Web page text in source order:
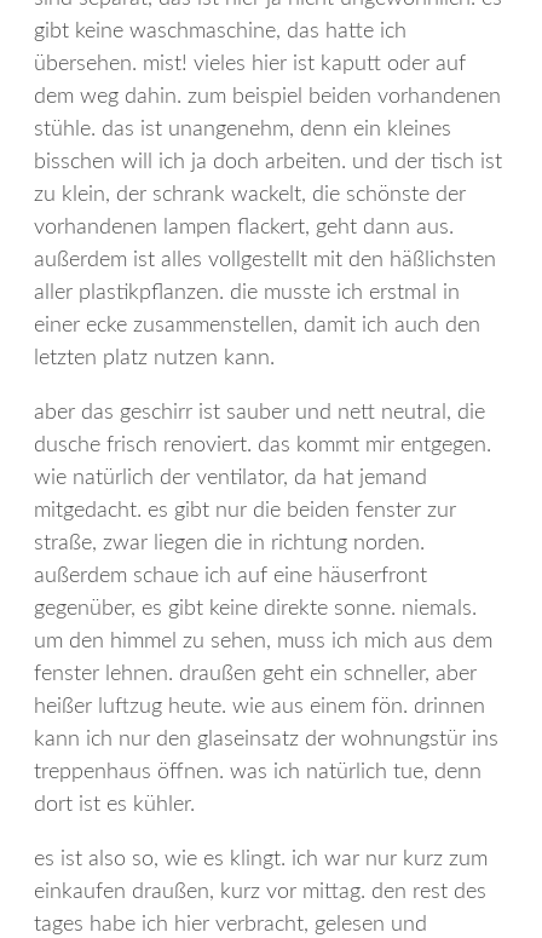
gibt keine waschmaschine, das hatte ich
übersehen. mist! vieles hier ist kaputt oder auf
dem weg dahin. zum beispiel beiden vorhandenen
stühle. das ist unangenehm, denn ein kleines
bisschen will ich ja doch arbeiten. und der tisch ist
zu klein, der schrank wackelt, die schönste der
vorhandenen lampen flackert, geht dann aus.
außerdem ist alles vollgestellt mit den häßlichsten
aller plastikpflanzen. die musste ich erstmal in
einer ecke zusammenstellen, damit ich auch den
letzten platz nutzen kann.
aber das geschirr ist sauber und nett neutral, die
dusche frisch renoviert. das kommt mir entgegen.
wie natürlich der ventilator, da hat jemand
mitgedacht. es gibt nur die beiden fenster zur
straße, zwar liegen die in richtung norden.
außerdem schaue ich auf eine häuserfront
gegenüber, es gibt keine direkte sonne. niemals.
um den himmel zu sehen, muss ich mich aus dem
fenster lehnen. draußen geht ein schneller, aber
heißer luftzug heute. wie aus einem fön. drinnen
kann ich nur den glaseinsatz der wohnungstür ins
treppenhaus öffnen. was ich natürlich tue, denn
dort ist es kühler.
es ist also so, wie es klingt. ich war nur kurz zum
einkaufen draußen, kurz vor mittag. den rest des
tages habe ich hier verbracht, gelesen und